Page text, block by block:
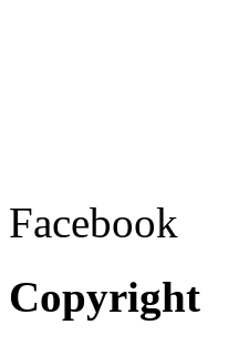
Facebook
Copyright